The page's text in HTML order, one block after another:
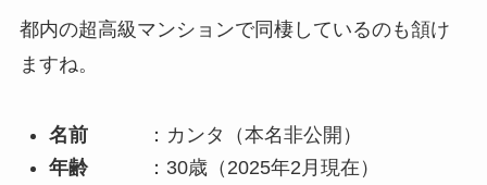
都内の超高級マンションで同棲しているのも頷け
ますね。
名前：カンタ（本名非公開）
年齢：30歳（2025年2月現在）